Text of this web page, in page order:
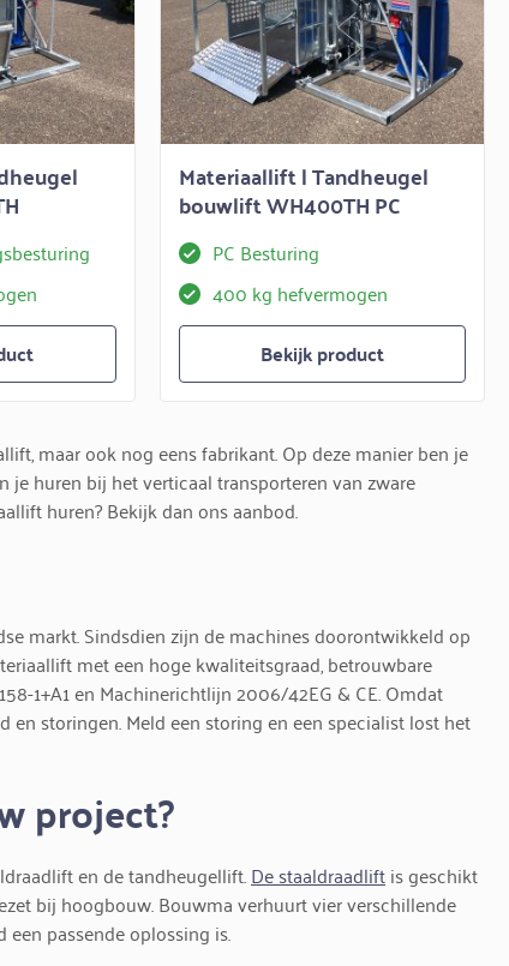
Materiaallift | Tandheugel
bouwlift WH400TH PC
PC Besturing
400 kg hefvermogen
Bekijk product
maar ook nog eens fabrikant. Op deze manier ben je
huren bij het verticaal transporteren van zware
huren? Bekijk dan ons aanbod.
markt. Sindsdien zijn de machines doorontwikkeld op
met een hoge kwaliteitsgraad, betrouwbare
1+A1 en Machinerichtlijn 2006/42EG & CE. Omdat
storingen. Meld een storing en een specialist lost het
project?
en de tandheugellift.De staaldraadliftis geschikt
bij hoogbouw. Bouwma verhuurt vier verschillende
passende oplossing is.